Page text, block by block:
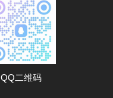
QQ二维码